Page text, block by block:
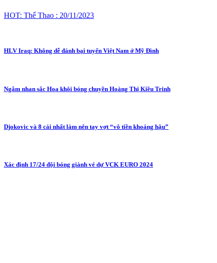
HOT: Thể Thao : 20/11/2023
HLV Iraq: Không dễ đánh bại tuyển Việt Nam ở Mỹ Đình
Ngắm nhan sắc Hoa khôi bóng chuyền Hoàng Thị Kiều Trinh
Djokovic và 8 cái nhất làm nên tay vợt “vô tiền khoáng hậu”
Xác định 17/24 đội bóng giành vé dự VCK EURO 2024